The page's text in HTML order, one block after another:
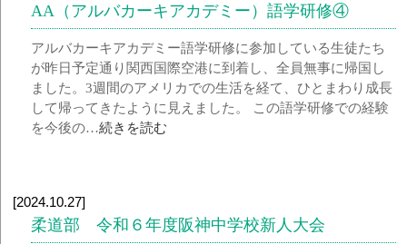
AA（アルバカーキアカデミー）語学研修④
アルバカーキアカデミー語学研修に参加している生徒たち
が昨日予定通り関西国際空港に到着し、全員無事に帰国し
ました。3週間のアメリカでの生活を経て、ひとまわり成長
して帰ってきたように見えました。 この語学研修での経験
を今後の…続きを読む
[2024.10.27]
柔道部 令和６年度阪神中学校新人大会